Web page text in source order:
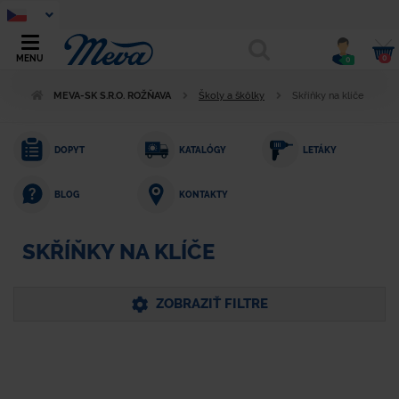
MENU 0 0
MEVA-SK S.R.O. ROŽŇAVA Školy a škôlky Skříňky na klíče
DOPYT KATALÓGY LETÁKY
BLOG KONTAKTY
SKŘÍŇKY NA KLÍČE
ZOBRAZIŤ FILTRE